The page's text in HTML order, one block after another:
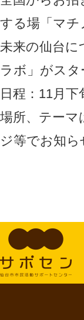
する場「マチ
未来の仙台に
ラボ」がスタ
日程：11月下
場所、テーマ
ジ等でお知ら